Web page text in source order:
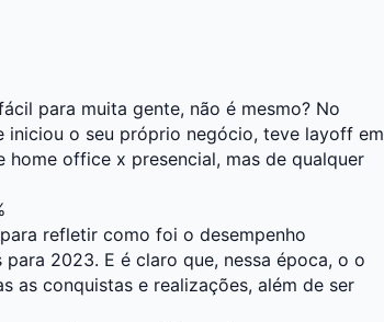
para muita gente, não é mesmo? No
iniciou o seu próprio negócio, teve layoff em
home office x presencial, mas de qualquer
refletir como foi o desempenho
2023. E é claro que, nessa época, o o
as conquistas e realizações, além de ser